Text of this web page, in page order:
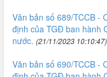
Văn bản số 689/TCCB -
định của TGĐ ban hành
nước. (21/11/2023 10:10:47)
Văn bản số 690/TCCB -